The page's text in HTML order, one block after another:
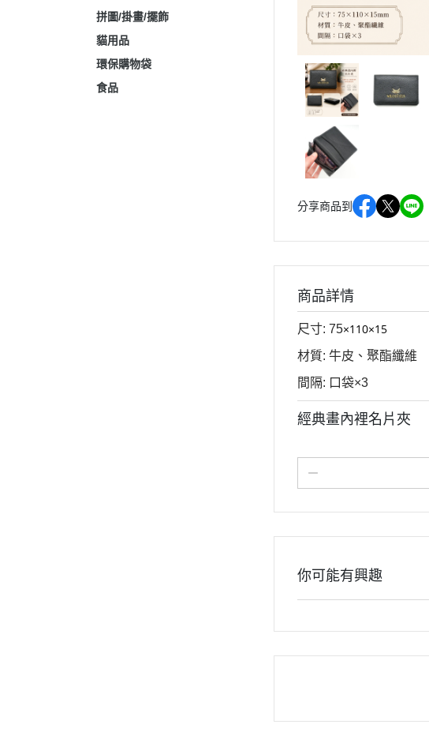
拼圖/掛畫/擺飾
貓用品
環保購物袋
食品
分享商品到
商品詳情
尺寸: 75×110×15
材質: 牛皮、聚酯纖維
間隔: 口袋×3
經典畫內裡名片夾
你可能有興趣